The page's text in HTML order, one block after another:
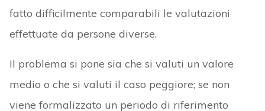
fatto difficilmente comparabili le valutazioni
effettuate da persone diverse.
Il problema si pone sia che si valuti un valore
medio o che si valuti il caso peggiore; se non
viene formalizzato un periodo di riferimento